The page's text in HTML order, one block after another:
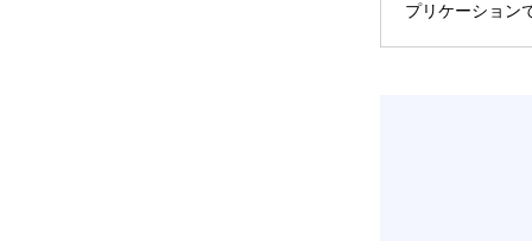
プリケーション